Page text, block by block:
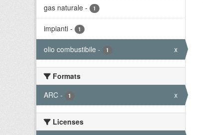
gas naturale - 1
impianti - 1
olio combustibile - 1 x
Formats
ARC - 1 x
Licenses